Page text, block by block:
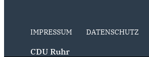
IMPRESSUM DATENSCHUTZ
CDU Ruhr